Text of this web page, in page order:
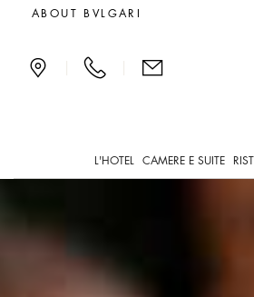
Solidarietà,
ABOUT BVLGARI
L'HOTEL CAMERE E SUITE